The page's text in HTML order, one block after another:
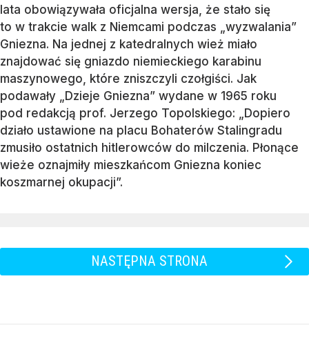
lata obowiązywała oficjalna wersja, że stało się
to w trakcie walk z Niemcami podczas „wyzwalania”
Gniezna. Na jednej z katedralnych wież miało
znajdować się gniazdo niemieckiego karabinu
maszynowego, które zniszczyli czołgiści. Jak
podawały „Dzieje Gniezna” wydane w 1965 roku
pod redakcją prof. Jerzego Topolskiego: „Dopiero
działo ustawione na placu Bohaterów Stalingradu
zmusiło ostatnich hitlerowców do milczenia. Płonące
wieże oznajmiły mieszkańcom Gniezna koniec
koszmarnej okupacji”.
NASTĘPNA STRONA